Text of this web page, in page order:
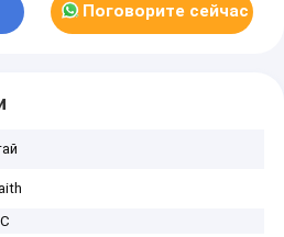
Поговорите сейчас